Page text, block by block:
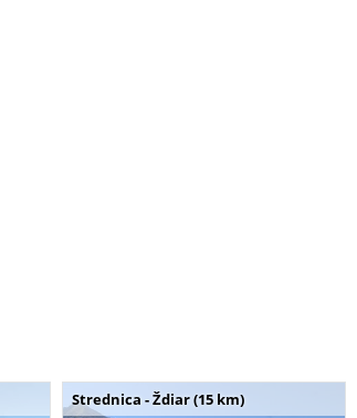
Strednica - Ždiar (15 km)